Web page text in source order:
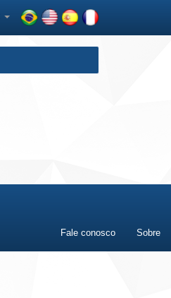
Fale conosco Sobre